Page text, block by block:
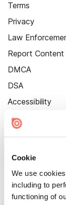
Cookie
We use
including to
functioning of
Terms
Privacy
Law
Report Content
DMCA
DSA
Accessibility
Cookie Settings